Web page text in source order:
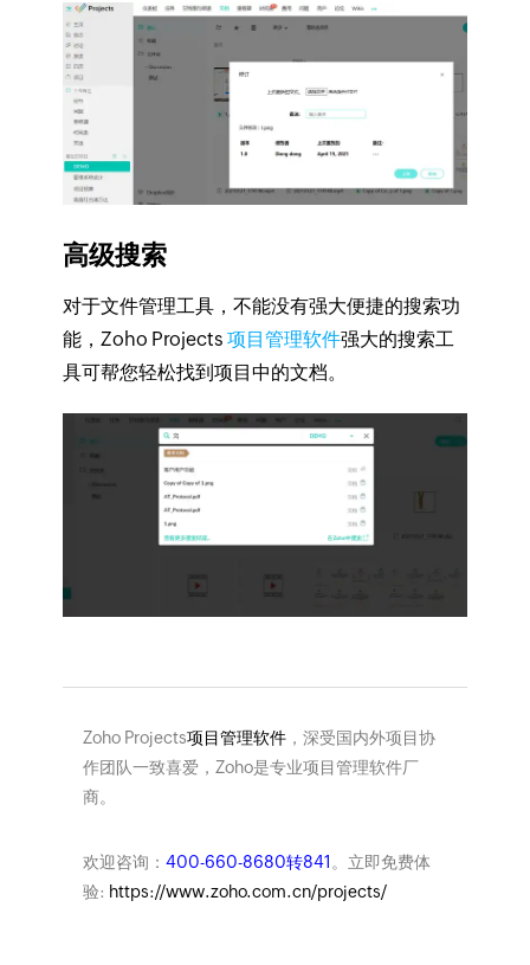
高级搜索
对于文件管理工具，不能没有强大便捷的搜索功
能，Zoho Projects 项目管理软件强大的搜索工
具可帮您轻松找到项目中的文档。
Zoho Projects项目管理软件，深受国内外项目协
作团队一致喜爱，Zoho是专业项目管理软件厂
商。
欢迎咨询： 400-660-8680转841 。立即免费体
验: https://www.zoho.com.cn/projects/